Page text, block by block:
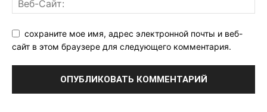
сохраните мое имя, адрес электронной почты и веб-
сайт в этом браузере для следующего комментария.